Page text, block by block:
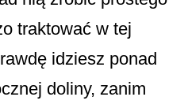
traktować w tej
idziesz ponad
doliny, zanim